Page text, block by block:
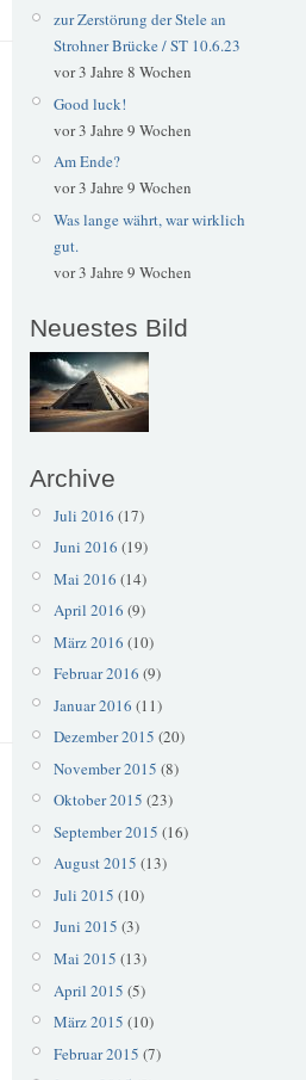
zur Zerstörung der Stele an
Strohner Brücke / ST 10.6.23
vor 3 Jahre 8 Wochen
Good luck!
vor 3 Jahre 9 Wochen
Am Ende?
vor 3 Jahre 9 Wochen
Was lange währt, war wirklich
gut.
vor 3 Jahre 9 Wochen
Neuestes Bild
Archive
Juli 2016 (17)
Juni 2016 (19)
Mai 2016 (14)
April 2016 (9)
März 2016 (10)
Februar 2016 (9)
Januar 2016 (11)
Dezember 2015 (20)
November 2015 (8)
Oktober 2015 (23)
September 2015 (16)
August 2015 (13)
Juli 2015 (10)
Juni 2015 (3)
Mai 2015 (13)
April 2015 (5)
März 2015 (10)
Februar 2015 (7)